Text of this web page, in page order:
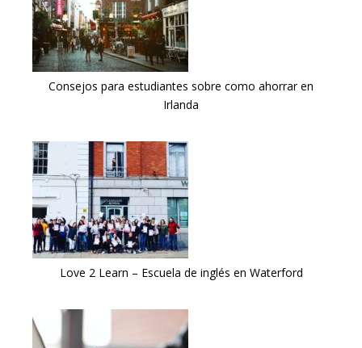
Consejos para estudiantes sobre como ahorrar en
Irlanda
Love 2 Learn – Escuela de inglés en Waterford